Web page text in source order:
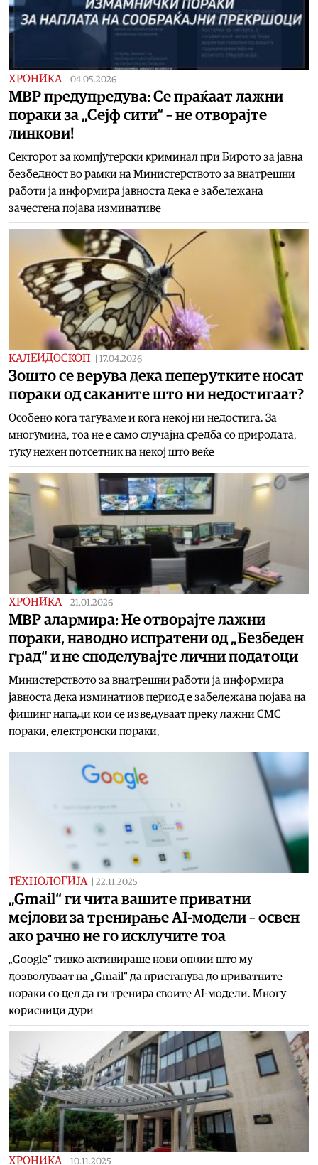
ХРОНИКА 04.05.2026
МВР предупредува: Се праќаат лажни
пораки за „Сејф сити“ – не отворајте
линкови!
Секторот за компјутерски криминал при Бирото за јавна
безбедност во рамки на Министерството за внатрешни
работи ја информира јавноста дека е забележана
зачестена појава изминативе
КАЛЕИДОСКОП 17.04.2026
Зошто се верува дека пеперутките носат
пораки од саканите што ни недостигаат?
Особено кога тагуваме и кога некој ни недостига. За
многумина, тоа не е само случајна средба со природата,
туку нежен потсетник на некој што веќе
ХРОНИКА 21.01.2026
МВР алармира: Не отворајте лажни
пораки, наводно испратени од „Безбеден
град“ и не споделувајте лични податоци
Министерството за внатрешни работи ја информира
јавноста дека изминатиов период е забележана појава на
фишинг напади кои се изведуваат преку лажни СМС
пораки, електронски пораки,
ТЕХНОЛОГИЈА 22.11.2025
„Gmail“ ги чита вашите приватни
мејлови за тренирање AI-модели – освен
ако рачно не го исклучите тоа
„Google“ тивко активираше нови опции што му
дозволуваат на „Gmail“ да пристапува до приватните
пораки со цел да ги тренира своите AI-модели. Многу
корисници дури
ХРОНИКА 10.11.2025